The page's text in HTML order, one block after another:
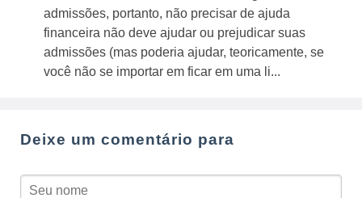
admissões, portanto, não precisar de ajuda
financeira não deve ajudar ou prejudicar suas
admissões (mas poderia ajudar, teoricamente, se
você não se importar em ficar em uma li...
Deixe um comentário para